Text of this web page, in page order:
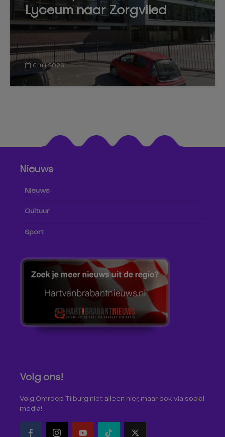
Lyceum naar Zorgvlied
6 juli 2026
Nieuws
Nieuws
Cultuur
Sport
Volg ons!
Volg Omroep Tilburg niet alleen hier, maar ook via social
media!